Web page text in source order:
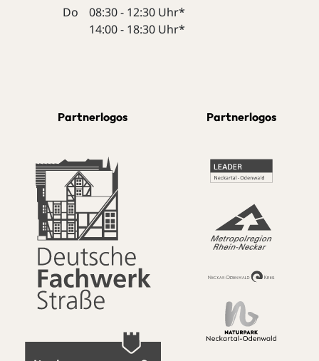
Do
08:30 - 12:30 Uhr*
14:00 - 18:30 Uhr*
Partnerlogos Partnerlogos